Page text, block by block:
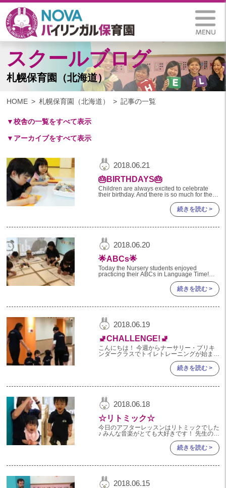
スクールブログ
札幌保育園（北海道）
HOME 札幌保育園（北海道） 記事の一覧
▼校舎の一覧をすべて表示
札幌保育園（北海道）
仙台富沢保育園（宮城県）
印西東の原保育園(千葉県)
つくば西平塚保育園(茨城県)
加美中新田保育園(宮城県)
▼アーカイブをすべて表示
2025年 03月(1)
2024
2024年 10月(21)
2024年 07月(22)
2024年 06月(20)
2024年 05月(21)
2024年 02月(19)
2024年 01月(20)
2023
2023年 12月(20)
2023年 09月(20)
2023年 08月(21)
2023年 07月(20)
2023年 05月(20)
2023年 04月(20)
2018.06.21
🎂BIRTHDAYS🎂
Children are always excited to celebrate
their birthday. And there is so much for them
続きを読む >
2018.06.20
🌟ABCs🌟
Today the Nursery students enjoyed
practicing their ABCs in Language Time!
続きを読む >
2018.06.19
🚽CHALLENGE!🚽
こんにちは！ 今週からナーサリー・プリキ
ンダークラスでトイレトレーニングが始まり
ました！ カラフルな小さいトイレに座って
頑張ります☆ みんな失敗してなんぼです。
まずは、自分で自分のことを！ と
続きを読む >
2018.06.18
☆リトミック☆
今日のアフターレッスンはリトミックでした
♪ みんな音楽がとても大好きです！ 先生の英
語をよーく聞いてジャンプしたり手を叩いた
り、 元気いっぱい身体を動かします！ みん
続きを読む >
2018.06.15